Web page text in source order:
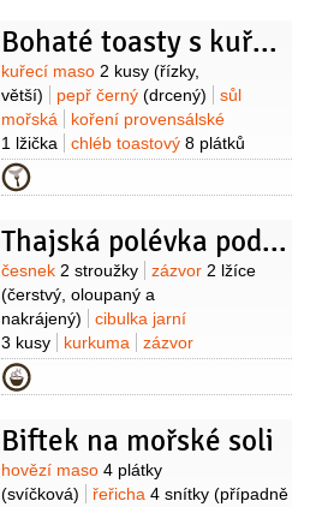
Bohaté toasty s kuřecím masem
Suroviny
kuřecí maso 2 kusy (řízky,
větší)
pepř černý (drcený)
sůl
mořská
koření provensálské
1 lžička
chléb toastový 8 plátků
(světlý)
4 kusy
slanina4 plátky vejce2 kusy
Kategorie
Thajská polévka podle Yvetty Hlaváčové
Suroviny
česnek 2 stroužky zázvor 2 lžíce
(čerstvý, oloupaný a
nakrájený)
cibulka jarní
3 kusy
kurkuma
zázvor
(mletý)
mořská
koriandr
limetková kůra
Kategorie
Biftek na mořské soli
Suroviny
hovězí maso 4 plátky
(svíčková)
řeřicha 4 snítky (případně